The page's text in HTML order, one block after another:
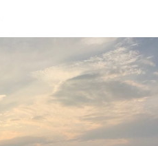
ー
ル
HP
マ
ガ
筆
セ
ナ